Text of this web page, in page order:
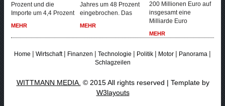
Prozent und die
Importe um 4,4 Prozent
MEHR
Jahres um 48 Prozent
eingebrochen. Das
MEHR
200 Millionen Euro auf
insgesamt eine
Milliarde Euro
MEHR
Home|Wirtschaft| Finanzen|Technologie| Politik| Motor| Panorama|
Schlagzeilen
WITTMANN MEDIA. © 2015 All rights reserved | Template by
W3layouts